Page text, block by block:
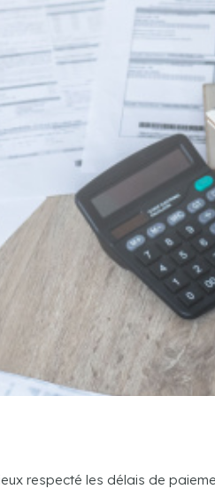
respecté les délais de